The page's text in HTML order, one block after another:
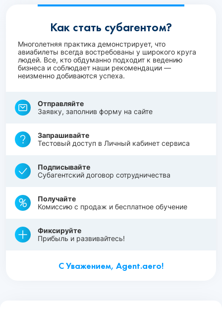
Как стать субагентом?
Многолетняя практика демонстрирует, что
авиабилеты всегда востребованы у широкого круга
людей. Все, кто обдуманно подходит к ведению
бизнеса и соблюдает наши рекомендации —
неизменно добиваются успеха.
Отправляйте
Заявку, заполнив форму на сайте
Запрашивайте
Тестовый доступ в Личный кабинет сервиса
Подписывайте
Субагентский договор сотрудничества
Получайте
Комиссию с продаж и бесплатное обучение
Фиксируйте
Прибыль и развивайтесь!
С Уважением, Agent.aero!